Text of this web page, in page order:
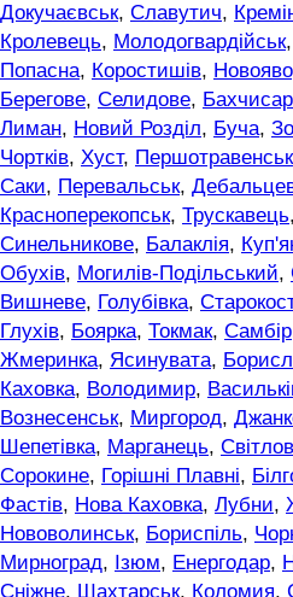
Докучаєвськ, Славутич,
Кролевець, Молодогвардійськ,
Попасна, Коростишів,
Берегове, Селидове,
Лиман, Новий Розділ, Буча,
Чортків, Хуст, Першотравенськ
Саки, Перевальськ,
Красноперекопськ, Трускавець,
Синельникове, Балаклія,
Обухів, Могилів-Подільський,
Вишневе, Голубівка,
Глухів, Боярка, Токмак, Самбір
Жмеринка, Ясинувата,
Каховка, Володимир,
Вознесенськ, Миргород,
Шепетівка, Марганець,
Сорокине, Горішні Плавні,
Фастів, Нова Каховка, Лубни,
Нововолинськ, Бориспіль,
Мирноград, Ізюм, Енергодар,
Сніжне, Шахтарськ, Коломия,